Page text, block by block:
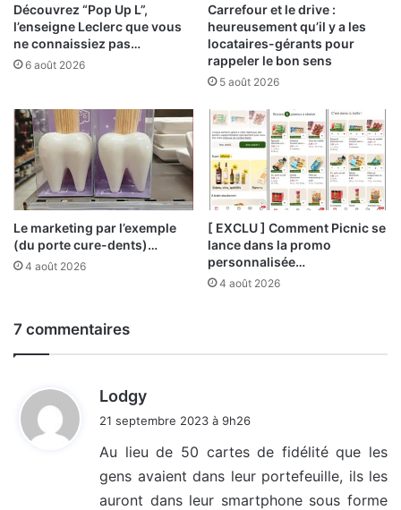
Découvrez “Pop Up L”,
l’enseigne Leclerc que vous
ne connaissiez pas…
6 août 2026
Carrefour et le drive :
heureusement qu’il y a les
locataires-gérants pour
rappeler le bon sens
5 août 2026
Le marketing par l’exemple
(du porte cure-dents)…
4 août 2026
[ EXCLU ] Comment Picnic se
lance dans la promo
personnalisée…
4 août 2026
7 commentaires
Lodgy
:
21 septembre 2023 à 9h26
Au lieu de 50 cartes de fidélité que les
gens avaient dans leur portefeuille, ils les
auront dans leur smartphone sous forme